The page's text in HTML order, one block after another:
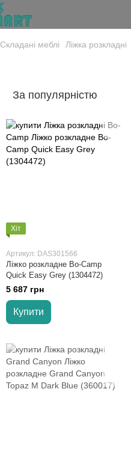
Складані меблі Ліжка розкладні
За популярністю
Хіт
Артикул: DAS301566
Ліжко розкладне Bo-Camp
Quick Easy Grey (1304472)
5 687 грн
Купити